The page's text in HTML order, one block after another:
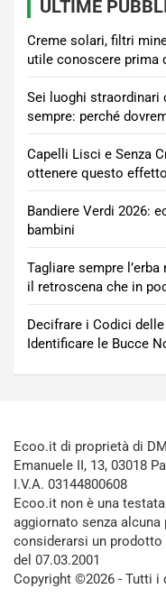
ULTIME
Creme solari, filtri
utile conoscere prima
Sei luoghi straordinari
sempre: perché
Capelli Lisci e Senza
ottenere questo effetto
Bandiere Verdi 2026:
bambini
Tagliare sempre
il retroscena che in
Decifrare i Codici
Identificare le Bucce
Ecoo.it di proprietà di
Emanuele II, 13, 03018
I.V.A. 03144800608
Ecoo.it non è una
aggiornato senza
considerarsi un
del 07.03.2001
Copyright ©2026 - Tutti i